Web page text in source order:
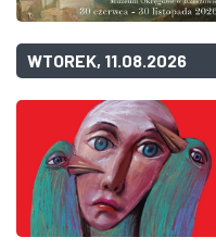
WTOREK, 11.08.2026